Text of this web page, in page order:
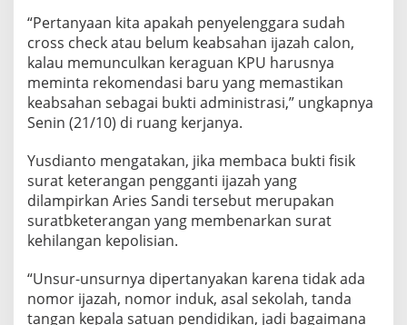
“Pertanyaan kita apakah penyelenggara sudah
cross check atau belum keabsahan ijazah calon,
kalau memunculkan keraguan KPU harusnya
meminta rekomendasi baru yang memastikan
keabsahan sebagai bukti administrasi,” ungkapnya
Senin (21/10) di ruang kerjanya.
Yusdianto mengatakan, jika membaca bukti fisik
surat keterangan pengganti ijazah yang
dilampirkan Aries Sandi tersebut merupakan
suratbketerangan yang membenarkan surat
kehilangan kepolisian.
“Unsur-unsurnya dipertanyakan karena tidak ada
nomor ijazah, nomor induk, asal sekolah, tanda
tangan kepala satuan pendidikan, jadi bagaimana